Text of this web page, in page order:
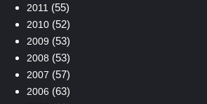
2011 (55)
2010(52)
2009 (53)
2008 (53)
2007 (57)
2006 (63)